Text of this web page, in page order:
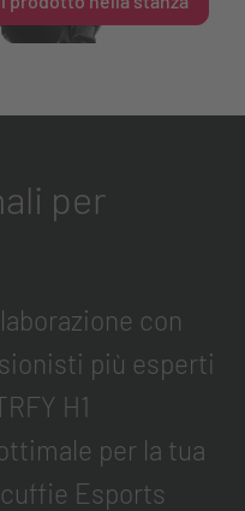
per
con
più esperti
H1
per la tua
Esports